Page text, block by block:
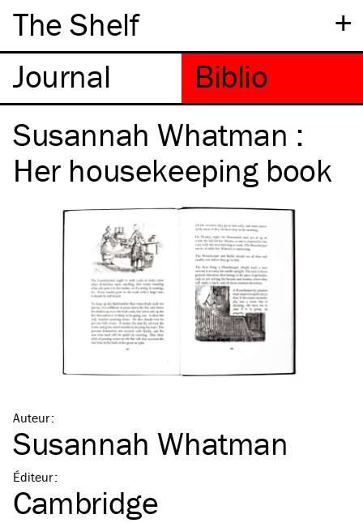
+
The Shelf
Susannah Whatman :
Her housekeeping book
Auteur:
Susannah Whatman
Éditeur:
Cambridge